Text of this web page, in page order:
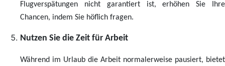
Flugverspätungen nicht garantiert ist, erhöhen Sie Ihre
Chancen, indem Sie höflich fragen.
Nutzen Sie die Zeit für Arbeit
Während im Urlaub die Arbeit normalerweise pausiert, bietet